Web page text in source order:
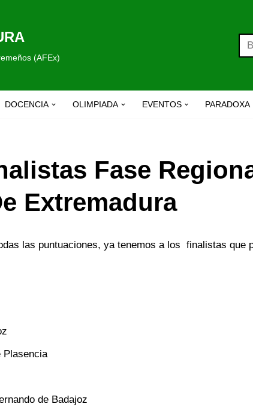
(AFEx)
DOCENCIA OLIMPIADA EVENTOS PARADOXA
Fase
Extremadura
las puntuaciones, ya tenemos a los finalistas que
Plasencia
de Badajoz